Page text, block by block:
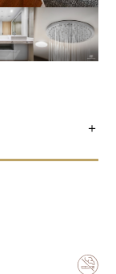
ターをご用意
ッド 2台はハ
利用のおすす
」設置。淀みの
アイロン)」設
ロジーで再
を叶えます。
＋